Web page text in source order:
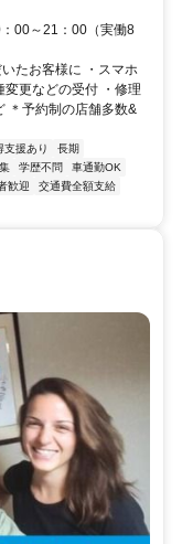
00～21：00（実働8
たお客様に ・スマホ
更などの受付 ・修理
＊予約制の店舗多数&
支援あり
長期
学歴不問
車通勤OK
歓迎
交通費全額支給